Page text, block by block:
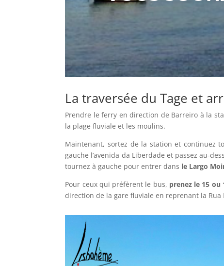
La traversée du Tage et
Prendre le ferry en direction de Barreiro à la
la plage fluviale et les moulins.
Maintenant, sortez de la station et continuez
gauche l’avenida da Liberdade et passez au-
tournez à gauche pour entrer dans le Largo
Pour ceux qui préfèrent le bus, prenez le 15 ou
direction de la gare fluviale en reprenant la